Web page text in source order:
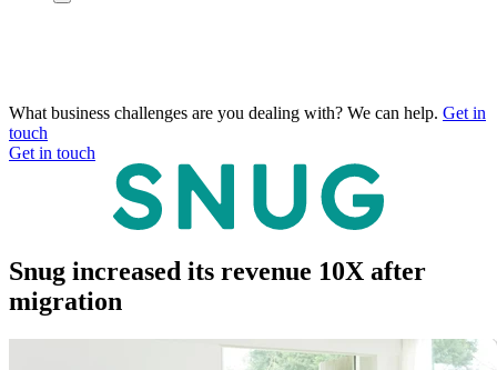
What business challenges are you dealing with? We can help. Get in
touch
Get in touch
Snug increased its revenue 10X after
migration